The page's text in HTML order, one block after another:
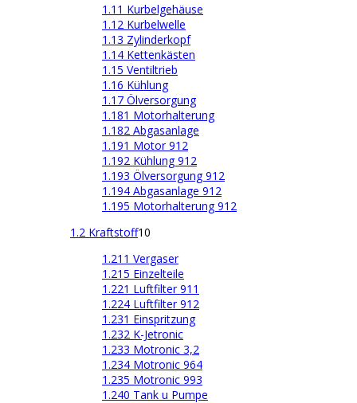
1.11 Kurbelgehäuse
1.12 Kurbelwelle
1.13 Zylinderkopf
1.14 Kettenkästen
1.15 Ventiltrieb
1.16 Kühlung
1.17 Ölversorgung
1.181 Motorhalterung
1.182 Abgasanlage
1.191 Motor 912
1.192 Kühlung 912
1.193 Ölversorgung 912
1.194 Abgasanlage 912
1.195 Motorhalterung 912
1.2 Kraftstoff10
1.211 Vergaser
1.215 Einzelteile
1.221 Luftfilter 911
1.224 Luftfilter 912
1.231 Einspritzung
1.232 K-Jetronic
1.233 Motronic 3,2
1.234 Motronic 964
1.235 Motronic 993
1.240 Tank u Pumpe